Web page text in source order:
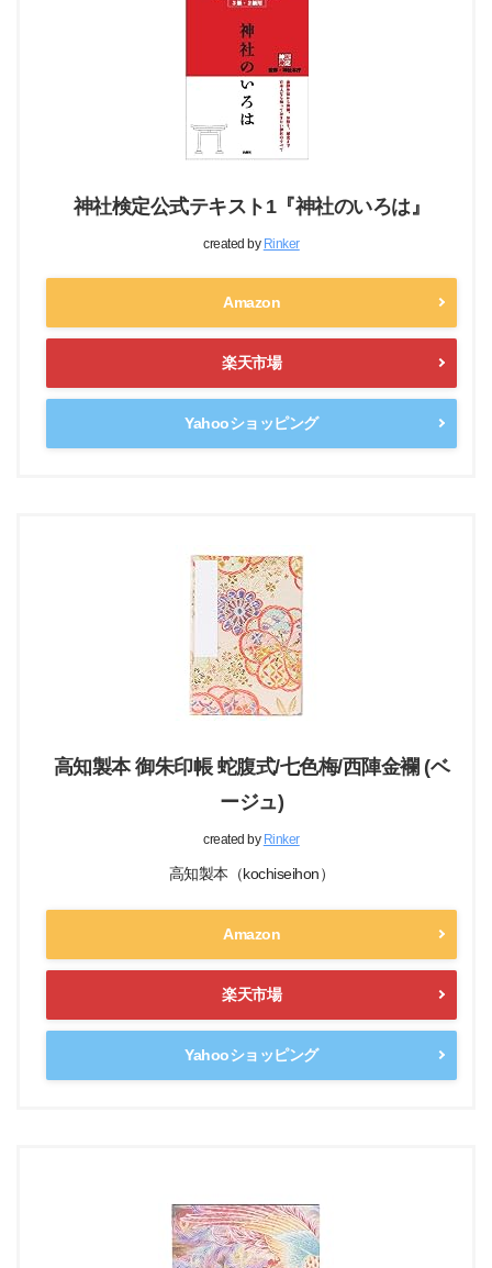
神社検定公式テキスト1『神社のいろは』
created by Rinker
Amazon
楽天市場
Yahooショッピング
高知製本 御朱印帳 蛇腹式/七色梅/西陣金襴 (ベ
ージュ)
created by Rinker
高知製本（kochiseihon）
Amazon
楽天市場
Yahooショッピング